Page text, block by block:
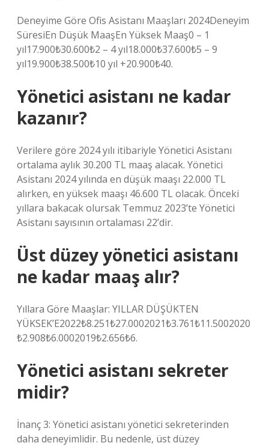
Deneyime Göre Ofis Asistanı Maaşları 2024Deneyim
SüresiEn Düşük MaaşEn Yüksek Maaş0 – 1
yıl17.900₺30.600₺2 – 4 yıl18.000₺37.600₺5 – 9
yıl19.900₺38.500₺10 yıl +20.900₺40.
Yönetici asistanı ne kadar
kazanır?
Verilere göre 2024 yılı itibariyle Yönetici Asistanı
ortalama aylık 30.200 TL maaş alacak. Yönetici
Asistanı 2024 yılında en düşük maaşı 22.000 TL
alırken, en yüksek maaşı 46.600 TL olacak. Önceki
yıllara bakacak olursak Temmuz 2023’te Yönetici
Asistanı sayısının ortalaması 22’dir.
Üst düzey yönetici asistanı
ne kadar maaş alır?
Yıllara Göre Maaşlar: YILLAR DÜŞÜKTEN
YÜKSEK’E2022₺8.251₺27.0002021₺3.761₺11.5002020
₺2.908₺6.0002019₺2.656₺6.
Yönetici asistanı sekreter
midir?
İnanç 3: Yönetici asistanı yönetici sekreterinden
daha deneyimlidir. Bu nedenle, üst düzey